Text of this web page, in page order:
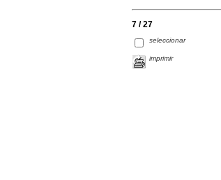
7 / 27
seleccionar
imprimir